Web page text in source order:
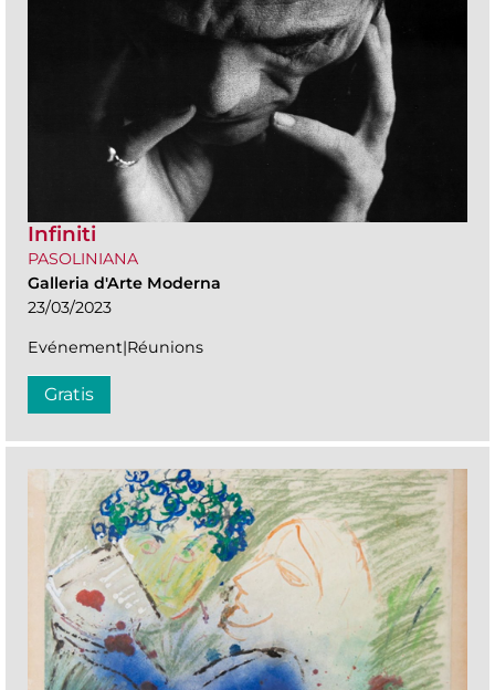
Infiniti
PASOLINIANA
Galleria d'Arte Moderna
23/03/2023
Evénement|Réunions
Gratis